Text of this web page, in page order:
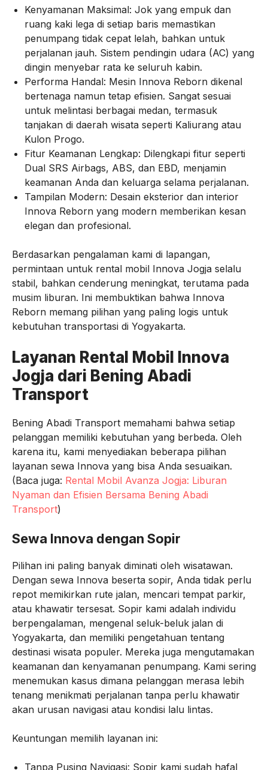
Kenyamanan Maksimal: Jok yang empuk dan
ruang kaki lega di setiap baris memastikan
penumpang tidak cepat lelah, bahkan untuk
perjalanan jauh. Sistem pendingin udara (AC) yang
dingin menyebar rata ke seluruh kabin.
Performa Handal: Mesin Innova Reborn dikenal
bertenaga namun tetap efisien. Sangat sesuai
untuk melintasi berbagai medan, termasuk
tanjakan di daerah wisata seperti Kaliurang atau
Kulon Progo.
Fitur Keamanan Lengkap: Dilengkapi fitur seperti
Dual SRS Airbags, ABS, dan EBD, menjamin
keamanan Anda dan keluarga selama perjalanan.
Tampilan Modern: Desain eksterior dan interior
Innova Reborn yang modern memberikan kesan
elegan dan profesional.
Berdasarkan pengalaman kami di lapangan,
permintaan untuk rental mobil Innova Jogja selalu
stabil, bahkan cenderung meningkat, terutama pada
musim liburan. Ini membuktikan bahwa Innova
Reborn memang pilihan yang paling logis untuk
kebutuhan transportasi di Yogyakarta.
Layanan Rental Mobil Innova
Jogja dari Bening Abadi
Transport
Bening Abadi Transport memahami bahwa setiap
pelanggan memiliki kebutuhan yang berbeda. Oleh
karena itu, kami menyediakan beberapa pilihan
layanan sewa Innova yang bisa Anda sesuaikan.
(Baca juga: Rental Mobil Avanza Jogja: Liburan
Nyaman dan Efisien Bersama Bening Abadi
Transport)
Sewa Innova dengan Sopir
Pilihan ini paling banyak diminati oleh wisatawan.
Dengan sewa Innova beserta sopir, Anda tidak perlu
repot memikirkan rute jalan, mencari tempat parkir,
atau khawatir tersesat. Sopir kami adalah individu
berpengalaman, mengenal seluk-beluk jalan di
Yogyakarta, dan memiliki pengetahuan tentang
destinasi wisata populer. Mereka juga mengutamakan
keamanan dan kenyamanan penumpang. Kami sering
menemukan kasus dimana pelanggan merasa lebih
tenang menikmati perjalanan tanpa perlu khawatir
akan urusan navigasi atau kondisi lalu lintas.
Keuntungan memilih layanan ini:
Tanpa Pusing Navigasi: Sopir kami sudah hafal